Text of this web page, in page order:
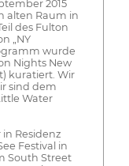
2015
alten Raum in
des Fulton
„NY
wurde
Nights New
kuratiert. Wir
sind dem
Water
in Residenz
Festival in
South Street